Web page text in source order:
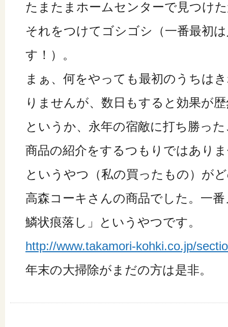
たまたまホームセンターで見つけ
それをつけてゴシゴシ（一番最初
す！）。
まぁ、何をやっても最初のうちは
りませんが、数日もすると効果が
というか、永年の宿敵に打ち勝っ
商品の紹介をするつもりではあり
というやつ（私の買ったもの）が
高森コーキさんの商品でした。一
鱗状痕落し」というやつです。
http://www.takamori-kohki.co.jp/
年末の大掃除がまだの方は是非。